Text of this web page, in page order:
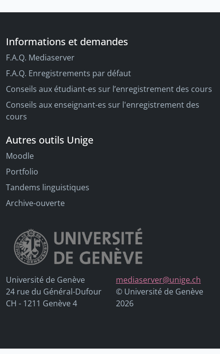
Informations et demandes
F.A.Q. Mediaserver
F.A.Q. Enregistrements par défaut
Conseils aux étudiant-es sur l’enregistrement des cours
Conseils aux enseignant-es sur l'enregistrement des
cours
Autres outils Unige
Moodle
Portfolio
Tandems linguistiques
Archive-ouverte
Université de Genève
24 rue du Général-Dufour
CH - 1211 Genève 4
mediaserver@unige.ch
© Université de Genève
2026